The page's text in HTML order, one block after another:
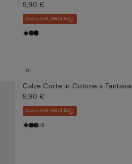
9,90 €
Calze 3+3 GRATIS
Calze Corte in Cotone a Fantasia
9,90 €
Calze 3+3 GRATIS
+3